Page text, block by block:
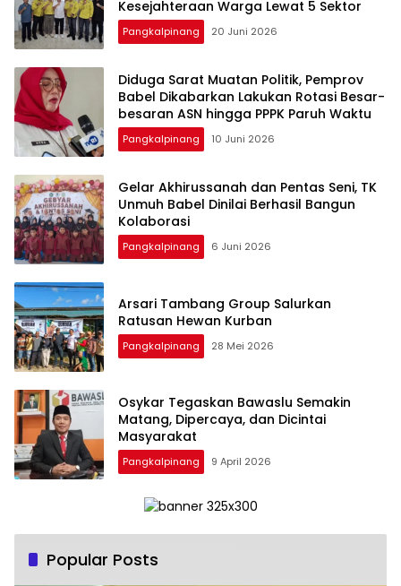
Pangkalpinang 20 Juni 2026
‎Diduga Sarat Muatan Politik, Pemprov
Babel Dikabarkan Lakukan Rotasi Besar-
Pangkalpinang 10 Juni 2026
‎Gelar Akhirussanah dan Pentas Seni, TK
Unmuh Babel Dinilai Berhasil Bangun
Pangkalpinang 6 Juni 2026
‎Arsari Tambang Group Salurkan
Ratusan Hewan Kurban
Pangkalpinang 28 Mei 2026
Osykar Tegaskan Bawaslu Semakin
Matang, Dipercaya, dan Dicintai
Masyarakat
Pangkalpinang 9 April 2026
Popular Posts